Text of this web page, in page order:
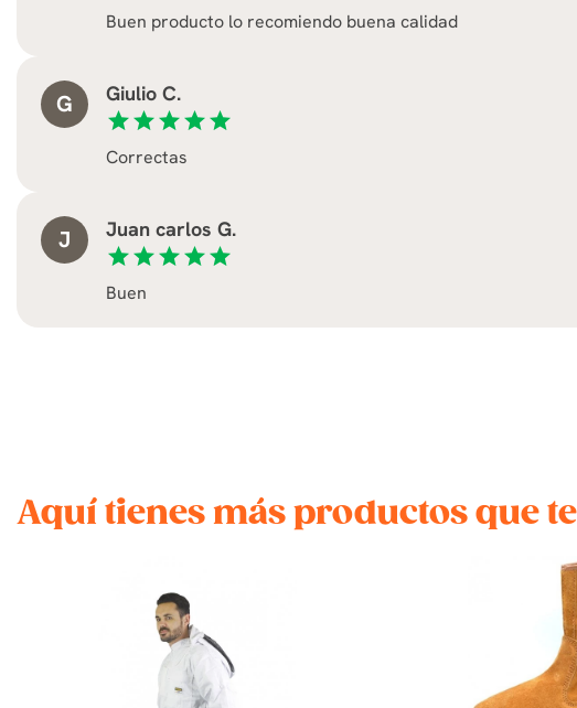
Buen producto lo recomiendo buena calidad
G
Giulio C.
starstarstarstarstar
Correctas
J
Juan carlos G.
starstarstarstarstar
Buen
Aquí tienes más productos que